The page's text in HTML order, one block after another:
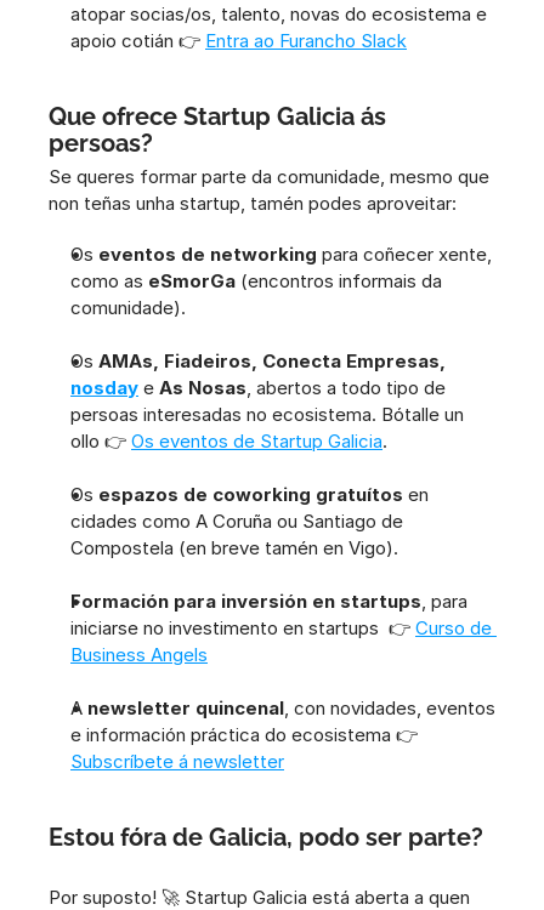
atopar socias/os, talento, novas do ecosistema e
apoio cotián 👉 Entra ao Furancho Slack
Que ofrece Startup Galicia ás
persoas?
Se queres formar parte da comunidade, mesmo que
non teñas unha startup, tamén podes aproveitar:
Os eventos de networking para coñecer xente,
como as eSmorGa (encontros informais da
comunidade).
Os
nosday e As Nosas, abertos a todo tipo de
persoas interesadas no ecosistema. Bótalle un
ollo 👉 Os eventos de Startup Galicia.
Os espazos de coworking gratuítos en
cidades como A Coruña ou Santiago de
Compostela (en breve tamén en Vigo).
Formación para inversión en startups, para
iniciarse no investimento en startups  👉 Curso de
Business Angels
A newsletter quincenal, con novidades, eventos
Subscríbete á newsletter
Estou fóra de Galicia, podo ser parte?
Por suposto! 🚀 Startup Galicia está aberta a quen